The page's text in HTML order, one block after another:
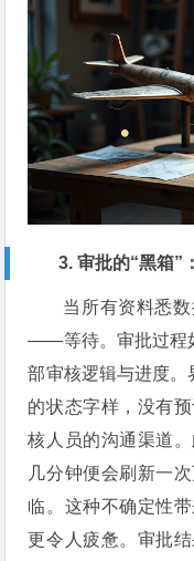
3. 审批的“黑箱”
当所有资料悉
——等待。审批过程
部审核逻辑与进度。
的状态字样，没有
核人员的沟通渠道
几分钟便会刷新一
临。这种不确定性
更令人疲惫。审批